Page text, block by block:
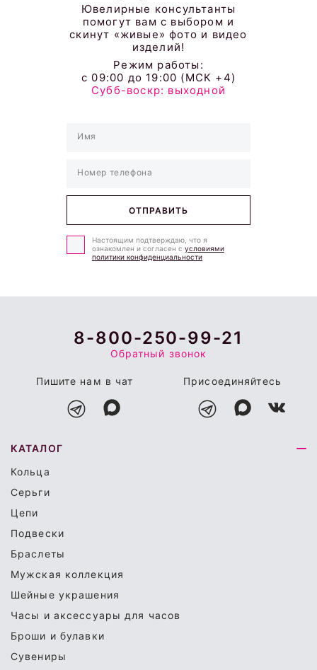
Ювелирные консультанты
помогут вам с выбором и
скинут «живые» фото и видео
изделий!
Режим работы:
с 09:00 до 19:00 (МСК +4)
Субб-воскр: выходной
Настоящим подтверждаю, что я
ознакомлен и согласен с условиями
политики конфиденциальности
8-800-250-99-21
Обратный звонок
Пишите нам в чат Присоединяйтесь
КАТАЛОГ
Кольца
Серьги
Цепи
Подвески
Браслеты
Мужская коллекция
Шейные украшения
Часы и аксессуары для часов
Броши и булавки
Сувениры